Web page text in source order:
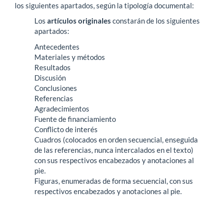
los siguientes apartados, según la tipología documental:
Los artículos originales constarán de los siguientes
apartados:
Antecedentes
Materiales y métodos
Resultados
Discusión
Conclusiones
Referencias
Agradecimientos
Fuente de financiamiento
Conflicto de interés
Cuadros (colocados en orden secuencial, enseguida
de las referencias, nunca intercalados en el texto)
con sus respectivos encabezados y anotaciones al
pie.
Figuras, enumeradas de forma secuencial, con sus
respectivos encabezados y anotaciones al pie.